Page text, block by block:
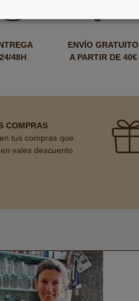
24/48H
ENVÍO GRATUITO
A PARTIR DE 40€
COMPRAS
tus compras que
vales descuento